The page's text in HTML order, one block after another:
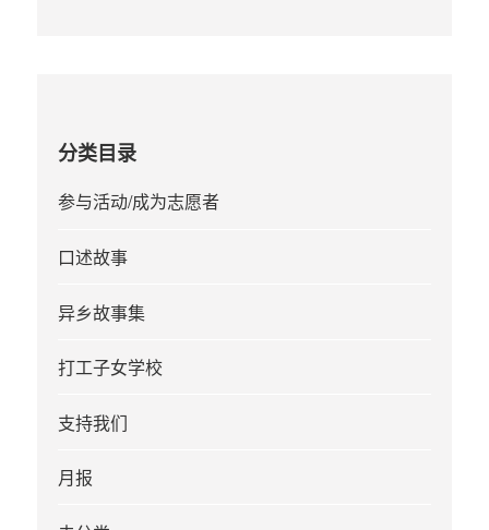
分类目录
参与活动/成为志愿者
口述故事
异乡故事集
打工子女学校
支持我们
月报